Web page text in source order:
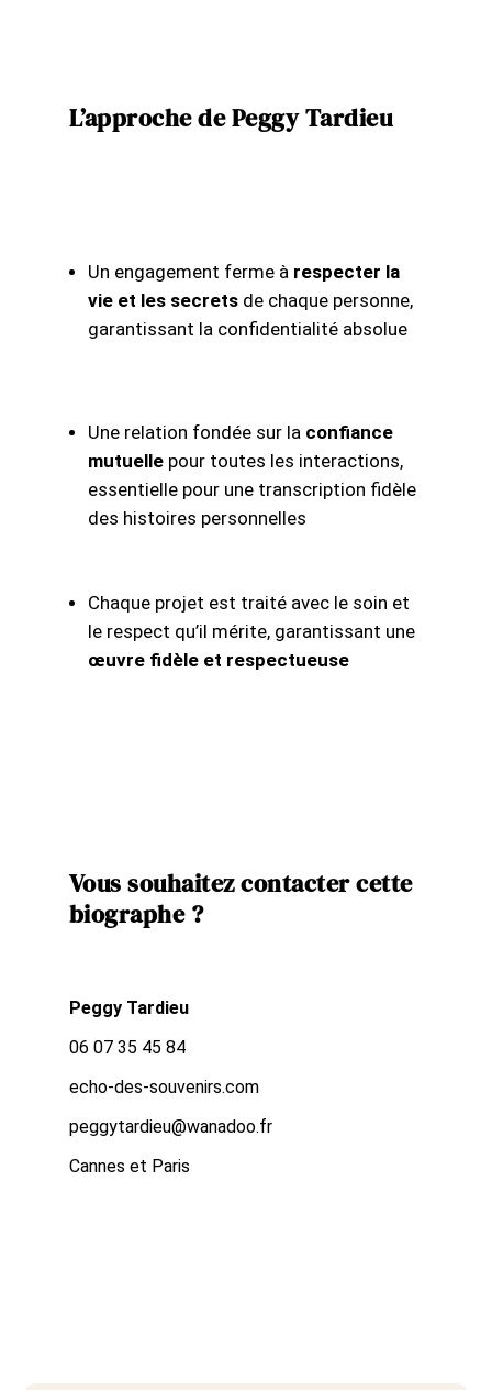
L’approche de Peggy Tardieu
Un engagement ferme à respecter la
vie et les secrets de chaque personne,
garantissant la confidentialité absolue
Une relation fondée sur la confiance
mutuelle pour toutes les interactions,
essentielle pour une transcription fidèle
des histoires personnelles
Chaque projet est traité avec le soin et
le respect qu’il mérite, garantissant une
œuvre fidèle et respectueuse
Vous souhaitez contacter cette
biographe ?
Peggy Tardieu
06 07 35 45 84
echo-des-souvenirs.com
peggytardieu@wanadoo.fr
Cannes et Paris